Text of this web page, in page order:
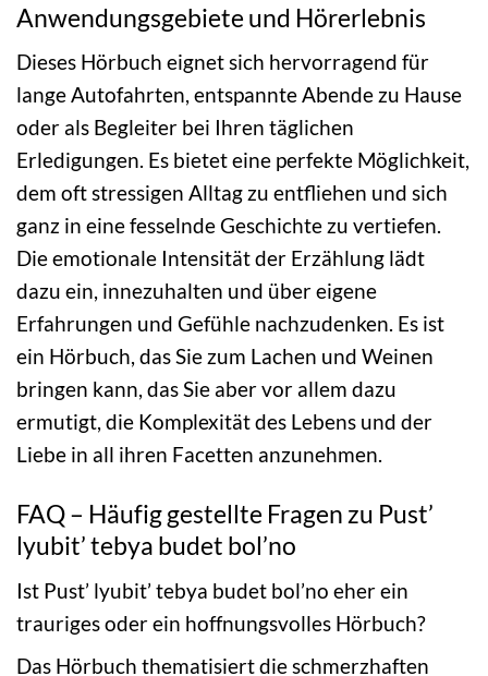
Anwendungsgebiete und Hörerlebnis
Dieses Hörbuch eignet sich hervorragend für
lange Autofahrten, entspannte Abende zu Hause
oder als Begleiter bei Ihren täglichen
Erledigungen. Es bietet eine perfekte Möglichkeit,
dem oft stressigen Alltag zu entfliehen und sich
ganz in eine fesselnde Geschichte zu vertiefen.
Die emotionale Intensität der Erzählung lädt
dazu ein, innezuhalten und über eigene
Erfahrungen und Gefühle nachzudenken. Es ist
ein Hörbuch, das Sie zum Lachen und Weinen
bringen kann, das Sie aber vor allem dazu
ermutigt, die Komplexität des Lebens und der
Liebe in all ihren Facetten anzunehmen.
FAQ – Häufig gestellte Fragen zu Pust’
lyubit’ tebya budet bol’no
Ist Pust’ lyubit’ tebya budet bol’no eher ein
trauriges oder ein hoffnungsvolles Hörbuch?
Das Hörbuch thematisiert die schmerzhaften